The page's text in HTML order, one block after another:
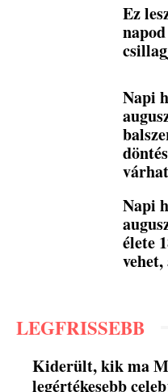
Ez
Napi
Napi
élete
LEGFRISSEBB
Kiderült, kik ma
legértékesebb